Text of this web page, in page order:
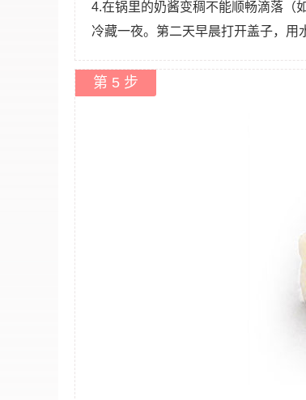
4.在锅里的奶酱变稠不能顺畅滴落（
冷藏一夜。第二天早晨打开盖子，用
第 5 步